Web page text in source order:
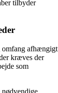
tilbyder
omfang afhængigt
kræves der
som
nødvendige